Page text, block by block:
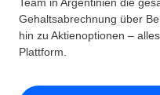
Employer of Record
Weltweites
Contractor of
Country Explorer
Länderspezifische
Einfache Einstellung
TOOLS UND RECHNER
Preise
Gehaltsabrechnung über
hin zu Aktienoptionen –
Plattform.